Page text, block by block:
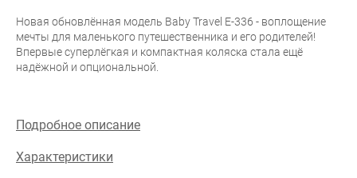
Новая обновлённая модель Baby Travel E-336 - воплощение
мечты для маленького путешественника и его родителей!
Впервые суперлёгкая и компактная коляска стала ещё
надёжной и опциональной.
Подробное описание
Характеристики